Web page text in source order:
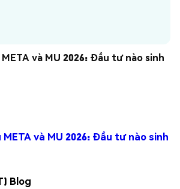
và MU 2026: Đầu tư nào sinh
và MU 2026: Đầu tư nào sinh
Blog